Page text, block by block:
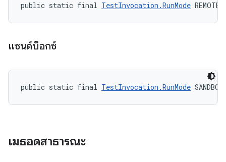
public static final TestInvocation.RunMode
แซนด์บ็อกซ์
public static final TestInvocation.RunMode SANDBOX
เมธอดสาธารณะ